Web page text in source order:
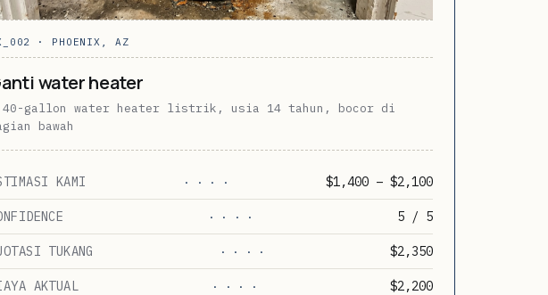
· PHOENIX, AZ
water heater
40-gallon water heater listrik, usia 14 tahun, bocor di
bawah
KAMI · · · · $1,400 – $2,100
· · · · 5 / 5
TUKANG · · · · $2,350
AKTUAL · · · · $2,200